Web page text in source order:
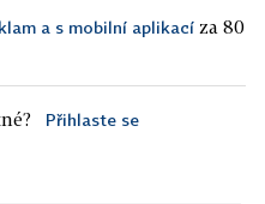
a s mobilní aplikací za 80
Přihlaste se